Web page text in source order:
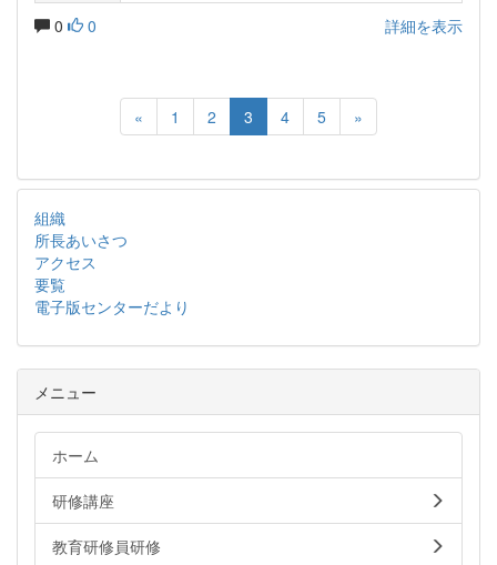
0 0 詳細を表示
« 1 2 3 4 5 »
組織
所長あいさつ
アクセス
要覧
電子版センターだより
メニュー
ホーム
研修講座
教育研修員研修